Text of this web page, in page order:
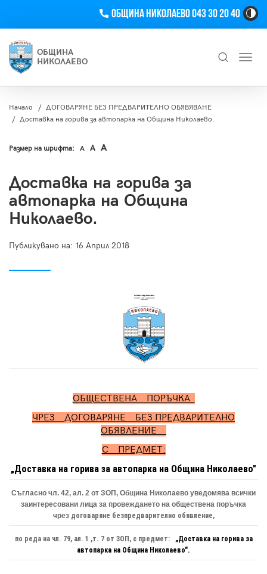
Телефон
Община Николаево 043 30 20 40
ОБЩИНА
НИКОЛАЕВО
Начало
ДОГОВАРЯНЕ БЕЗ ПРЕДВАРИТЕЛНО ОБЯВЯВАНЕ
Доставка на горива за автопарка на Община Николаево.
Размер на шрифта: A A A
Доставка на горива за
автопарка на Община
Николаево.
Публикувано на: 16 Април 2018
ОБЩЕСТВЕНА ПОРЪЧКА
ЧРЕЗ ДОГОВАРЯНЕ БЕЗ ПРЕДВАРИТЕЛНО
ОБЯВЛЕНИЕ
С ПРЕДМЕТ:
„Доставка на горива за автопарка на Община Николаево"
Съгласно чл. 42, ал. 2 от ЗОП, Община Николаево уведомява всички
заинтересовани лица за провеждането на обществена поръчка
чрез договаряне безпредварително обявление,
по реда на чл. 79, ал. 1 ,т. 7 от ЗОП, с предмет:
„Доставка на горива за
автопарка на Община Николаево".